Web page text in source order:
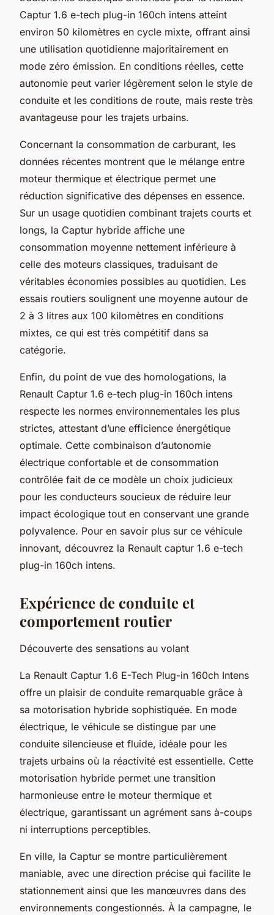
Captur 1.6 e-tech plug-in 160ch intens atteint
environ 50 kilomètres en cycle mixte, offrant ainsi
une utilisation quotidienne majoritairement en
mode zéro émission. En conditions réelles, cette
autonomie peut varier légèrement selon le style de
conduite et les conditions de route, mais reste très
avantageuse pour les trajets urbains.
Concernant la consommation de carburant, les
données récentes montrent que le mélange entre
moteur thermique et électrique permet une
réduction significative des dépenses en essence.
Sur un usage quotidien combinant trajets courts et
longs, la Captur hybride affiche une
consommation moyenne nettement inférieure à
celle des moteurs classiques, traduisant de
véritables économies possibles au quotidien. Les
essais routiers soulignent une moyenne autour de
2 à 3 litres aux 100 kilomètres en conditions
mixtes, ce qui est très compétitif dans sa
catégorie.
Enfin, du point de vue des homologations, la
Renault Captur 1.6 e-tech plug-in 160ch intens
respecte les normes environnementales les plus
strictes, attestant d’une efficience énergétique
optimale. Cette combinaison d’autonomie
électrique confortable et de consommation
contrôlée fait de ce modèle un choix judicieux
pour les conducteurs soucieux de réduire leur
impact écologique tout en conservant une grande
polyvalence. Pour en savoir plus sur ce véhicule
innovant, découvrez la Renault captur 1.6 e-tech
plug-in 160ch intens.
Expérience de conduite et
comportement routier
Découverte des sensations au volant
La Renault Captur 1.6 E-Tech Plug-in 160ch Intens
offre un plaisir de conduite remarquable grâce à
sa motorisation hybride sophistiquée. En mode
électrique, le véhicule se distingue par une
conduite silencieuse et fluide, idéale pour les
trajets urbains où la réactivité est essentielle. Cette
motorisation hybride permet une transition
harmonieuse entre le moteur thermique et
électrique, garantissant un agrément sans à-coups
ni interruptions perceptibles.
En ville, la Captur se montre particulièrement
maniable, avec une direction précise qui facilite le
stationnement ainsi que les manœuvres dans des
environnements congestionnés. À la campagne, le